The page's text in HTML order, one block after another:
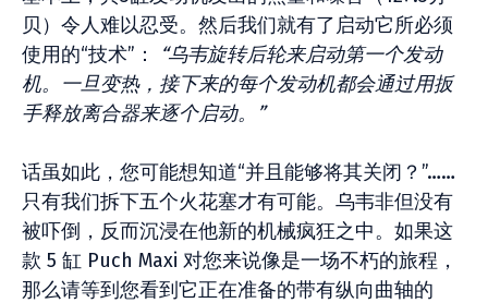
贝）令人难以忍受。然后我们就有了启动它所必须
使用的“技术”：
“乌韦旋转后轮来启动第一个发动
机。一旦变热，接下来的每个发动机都会通过用扳
手释放离合器来逐个启动。”
话虽如此，您可能想知道“并且能够将其关闭？”……
只有我们拆下五个火花塞才有可能。乌韦非但没有
被吓倒，反而沉浸在他新的机械疯狂之中。如果这
款 5 缸 Puch Maxi 对您来说像是一场不朽的旅程，
那么请等到您看到它正在准备的带有纵向曲轴的